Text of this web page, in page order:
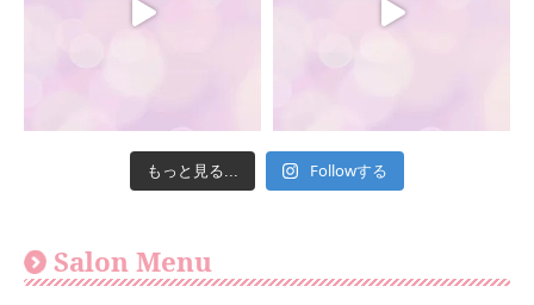
もっと見る... Followする
Salon Menu